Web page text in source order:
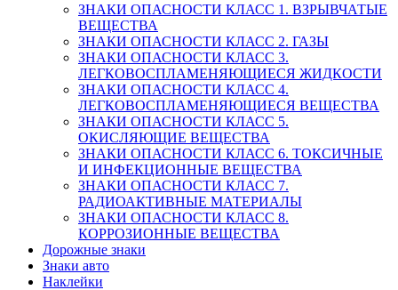
ЗНАКИ ОПАСНОСТИ КЛАСС 1. ВЗРЫВЧАТЫЕ
ВЕЩЕСТВА
ЗНАКИ ОПАСНОСТИ КЛАСС 2. ГАЗЫ
ЗНАКИ ОПАСНОСТИ КЛАСС 3.
ЛЕГКОВОСПЛАМЕНЯЮЩИЕСЯ ЖИДКОСТИ
ЗНАКИ ОПАСНОСТИ КЛАСС 4.
ЛЕГКОВОСПЛАМЕНЯЮЩИЕСЯ ВЕЩЕСТВА
ЗНАКИ ОПАСНОСТИ КЛАСС 5.
ОКИСЛЯЮЩИЕ ВЕЩЕСТВА
ЗНАКИ ОПАСНОСТИ КЛАСС 6. ТОКСИЧНЫЕ
И ИНФЕКЦИОННЫЕ ВЕЩЕСТВА
ЗНАКИ ОПАСНОСТИ КЛАСС 7.
РАДИОАКТИВНЫЕ МАТЕРИАЛЫ
ЗНАКИ ОПАСНОСТИ КЛАСС 8.
КОРРОЗИОННЫЕ ВЕЩЕСТВА
Дорожные знаки
Знаки авто
Наклейки